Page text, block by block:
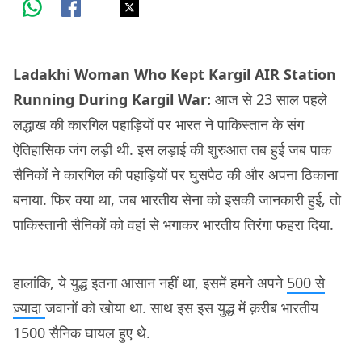
Ladakhi Woman Who Kept Kargil AIR Station
Running During Kargil War: आज से 23 साल पहले
लद्धाख की कारगिल पहाड़ियों पर भारत ने पाकिस्तान के संग
ऐतिहासिक जंग लड़ी थी. इस लड़ाई की शुरुआत तब हुई जब पाक
सैनिकों ने कारगिल की पहाड़ियों पर घुसपैठ की और अपना ठिकाना
बनाया. फिर क्या था, जब भारतीय सेना को इसकी जानकारी हुई, तो
पाकिस्तानी सैनिकों को वहां से भगाकर भारतीय तिरंगा फहरा दिया.
हालांकि, ये युद्ध इतना आसान नहीं था, इसमें हमने अपने 500 से
ज़्यादाजवानों को खोया था. साथ इस इस युद्ध में क़रीब भारतीय
1500 सैनिक घायल हुए थे.